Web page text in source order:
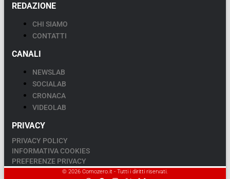
REDAZIONE
CHI SIAMO
CONTATTI
CANALI
NEWSLAB
SOCIALAB
CRONACA
VIDEOLAB
PRIVACY
PRIVACY POLICY
INFORMATIVA COOKIES
PREFERENZE PRIVACY
© 2026 Comozero.it - Tutti i diritti riservati.